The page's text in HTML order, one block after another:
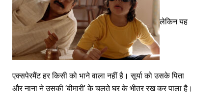
लेकिन यह
एक्सपेरमैंट हर किसी को भाने वाला नहीं है। सूर्या को उसके पिता
और नाना ने उसकी ‘बीमारी’ के चलते घर के भीतर रख कर पाला है।